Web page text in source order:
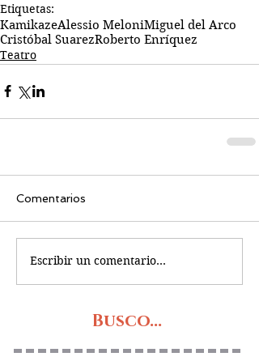
Etiquetas:
KamikazeAlessio MeloniMiguel del Arco
Cristóbal SuarezRoberto Enríquez
Teatro
Comentarios
Escribir un comentario...
Busco...